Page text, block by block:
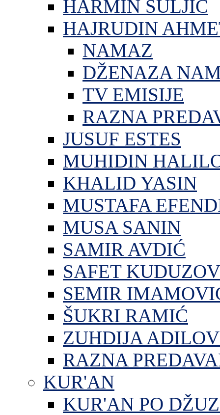
HARMIN SULJIĆ
HAJRUDIN
NAMAZ
DŽENAZA
TV EMISIJE
RAZNA
JUSUF ESTES
MUHIDIN
KHALID YASIN
MUSTAFA
MUSA SANIN
SAMIR AVDIĆ
SAFET
SEMIR
ŠUKRI RAMIĆ
ZUHDIJA
RAZNA
KUR'AN
KUR'AN PO